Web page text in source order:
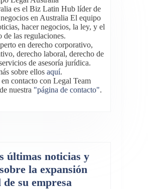
es el Biz Latin Hub líder de
en Australia El equipo
hacer negocios, la ley, y el
de las regulaciones.
en derecho corporativo,
derecho laboral, derecho de
de asesoría jurídica.
sobre ellos aquí.
en contacto con Legal Team
nuestra "página de contacto".
últimas noticias y
la expansión
de su empresa